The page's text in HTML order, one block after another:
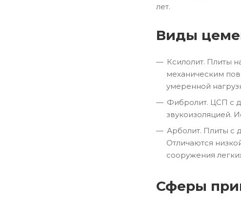
лет.
Виды
Ксилолит. Плиты
механическим
умеренной
Фибролит. ЦСП с
звукоизоляцией.
Арболит. Плиты с
Отличаются
сооружения
Сферы